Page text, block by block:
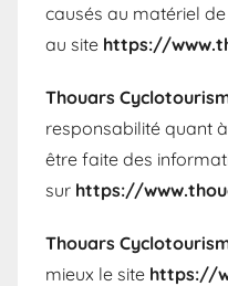
causés au matériel de
au site https://
Thouars
responsabilité quant
être faite des
sur https://
Thouars
mieux le site https://